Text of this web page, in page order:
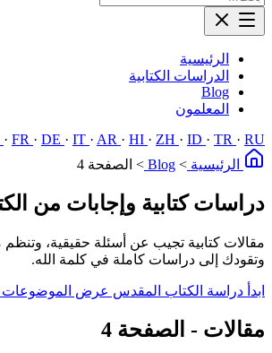
الرئيسية
الدراسات الكتابية
Blog
المعلمون
· FR · DE · IT · AR · HI · ZH · ID · TR · RU
الرئيسية >
Blog
> الصفحة 4
دراسات كتابية وإجابات من
مقالات كتابية تجيب عن أسئلة حقيقية،
وتقودك إلى دراسات كاملة في كلمة الله.
ابدأ دراسة الكتاب المقدس عرض الموضوعات
مقالات - الصفحة 4